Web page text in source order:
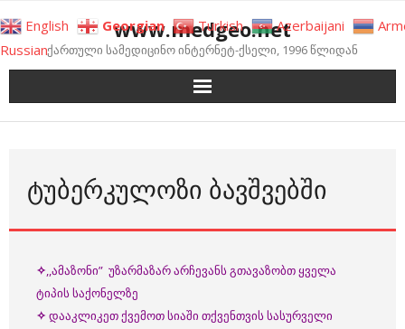
to
content
www.medgeo.net
ქართული სამედიცინო ინტერნეტ-ქსელი, 1996 წლიდან
ᲢᲣᲑᲔᲠᲙᲣᲚᲝᲖᲘ ᲑᲐᲕᲨᲕᲔᲑᲨᲘ
✧,,ამაზონი” უზარმაზარ არჩევანს გთავაზობთ ყველა
ტიპის საქონელზე
✧ დააკლიკეთ ქვემოთ სიაში თქვენთვის სასურველი
English Georgian Turkish Azerbaijani
Russian